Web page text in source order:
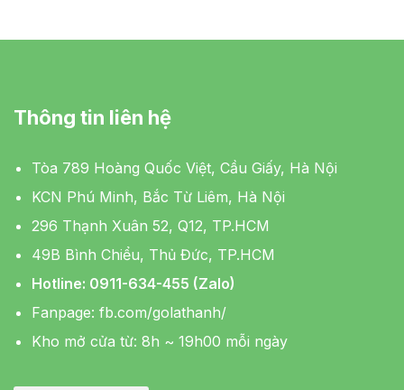
Thông tin liên hệ
Tòa 789 Hoàng Quốc Việt, Cầu Giấy, Hà Nội
KCN Phú Minh, Bắc Từ Liêm, Hà Nội
296 Thạnh Xuân 52, Q12, TP.HCM
49B Bình Chiểu, Thủ Đức, TP.HCM
Hotline: 0911-634-455 (Zalo)
Fanpage: fb.com/golathanh/
Kho mở cửa từ: 8h ~ 19h00 mỗi ngày